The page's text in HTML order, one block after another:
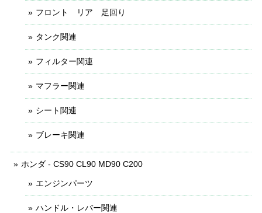
フロント リア 足回り
タンク関連
フィルター関連
マフラー関連
シート関連
ブレーキ関連
ホンダ - CS90 CL90 MD90 C200
エンジンパーツ
ハンドル・レバー関連